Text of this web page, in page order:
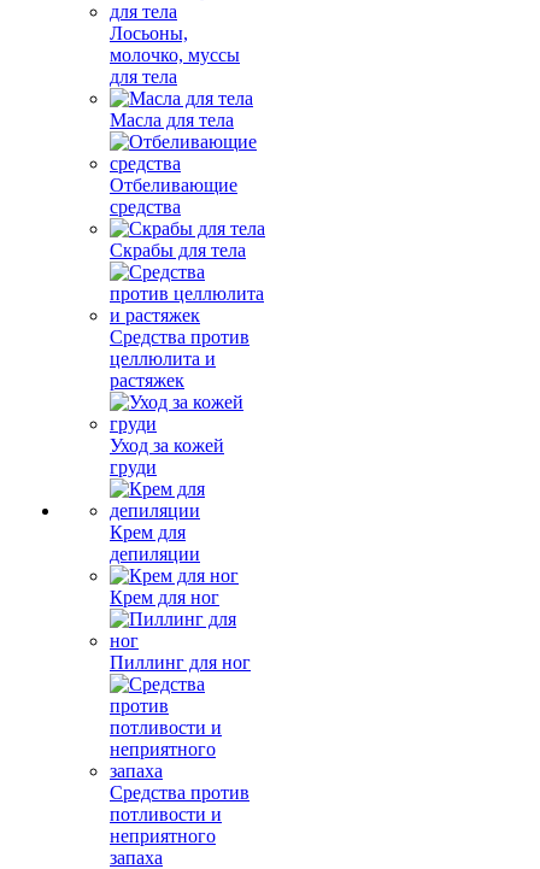
Лосьоны,
молочко, муссы
для тела
Масла для тела
Отбеливающие
средства
Скрабы для тела
Средства против
целлюлита и
растяжек
Уход за кожей
груди
Крем для
депиляции
Крем для ног
Пиллинг для ног
Средства против
потливости и
неприятного
запаха